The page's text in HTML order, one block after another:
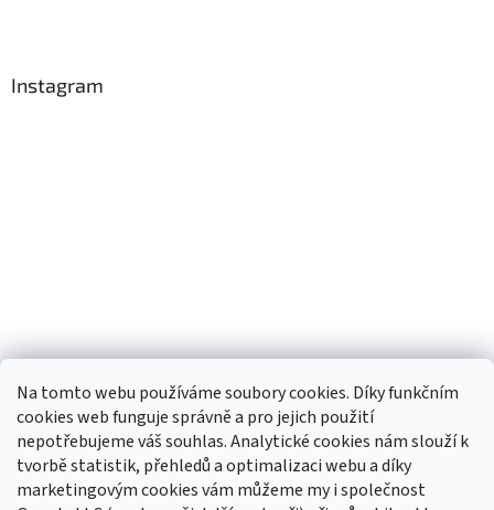
Na tomto webu používáme soubory cookies. Díky funkčním
cookies web funguje správně a pro jejich použití
nepotřebujeme váš souhlas. Analytické cookies nám slouží k
tvorbě statistik, přehledů a optimalizaci webu a díky
marketingovým cookies vám můžeme my i společnost
Instagram
Sledovat na Instagramu